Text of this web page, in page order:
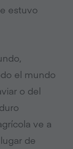
estuvo
el mundo
o del
ve a
de